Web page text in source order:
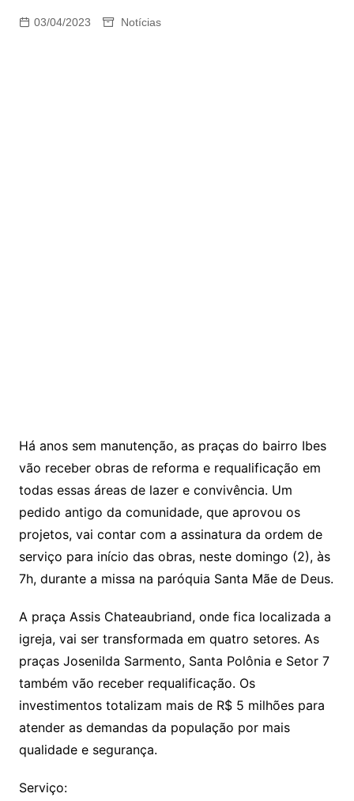
03/04/2023 Notícias
Há anos sem manutenção, as praças do bairro Ibes
vão receber obras de reforma e requalificação em
todas essas áreas de lazer e convivência. Um
pedido antigo da comunidade, que aprovou os
projetos, vai contar com a assinatura da ordem de
serviço para início das obras, neste domingo (2), às
7h, durante a missa na paróquia Santa Mãe de Deus.
A praça Assis Chateaubriand, onde fica localizada a
igreja, vai ser transformada em quatro setores. As
praças Josenilda Sarmento, Santa Polônia e Setor 7
também vão receber requalificação. Os
investimentos totalizam mais de R$ 5 milhões para
atender as demandas da população por mais
qualidade e segurança.
Serviço: